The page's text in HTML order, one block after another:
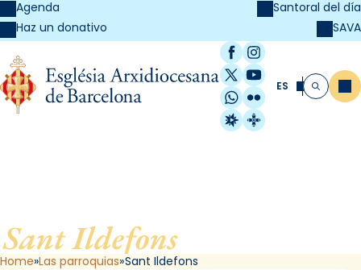
Agenda
Haz un donativo
Santoral del día
SAVA
Facebook
Instagram
X / Twitter
YouTube
WhatsApp
Flickr
Radio Estel
Catalunya
ES Buscar
Sant Ildefons, de Barcelona
Home Las parroquias Sant Ildefons